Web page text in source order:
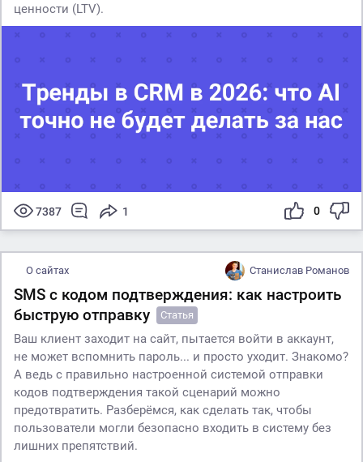
ценности (LTV).
7387 1 0
О сайтах Станислав Романов
SMS с кодом подтверждения: как настроить
быструю отправку
Статья
Ваш клиент заходит на сайт, пытается войти в аккаунт,
не может вспомнить пароль... и просто уходит. Знакомо?
А ведь с правильно настроенной системой отправки
кодов подтверждения такой сценарий можно
предотвратить. Разберёмся, как сделать так, чтобы
пользователи могли безопасно входить в систему без
лишних препятствий.